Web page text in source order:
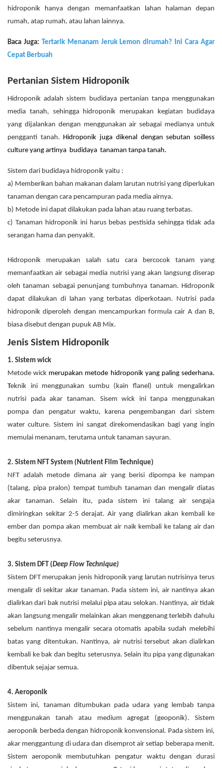
hidroponik hanya dengan memanfaatkan lahan halaman depan
rumah, atap rumah, atau lahan lainnya.
Baca Juga:
Tertarik Menanam Jeruk Lemon dirumah? Ini Cara Agar
Cepat Berbuah
Pertanian Sistem Hidroponik
Hidroponik adalah sistem budidaya pertanian tanpa menggunakan
media tanah, sehingga hidroponik merupakan kegiatan budidaya
yang dijalankan dengan menggunakan air sebagai medianya untuk
pengganti tanah. Hidroponik juga dikenal dengan sebutan soilless
culture yang artinya budidaya tanaman tanpa tanah.
Sistem dari budidaya hidroponik yaitu :
a) Memberikan bahan makanan dalam larutan nutrisi yang diperlukan
tanaman dengan cara pencampuran pada media airnya.
b) Metode ini dapat dilakukan pada lahan atau ruang terbatas.
c) Tanaman hidroponik ini harus bebas pestisida sehingga tidak ada
serangan hama dan penyakit.
Hidroponik merupakan salah satu cara bercocok tanam yang
memanfaatkan air sebagai media nutrisi yang akan langsung diserap
oleh tanaman sebagai penunjang tumbuhnya tanaman. Hidroponik
dapat dilakukan di lahan yang terbatas diperkotaan. Nutrisi pada
hidroponik diperoleh dengan mencampurkan formula cair A dan B,
biasa disebut dengan pupuk AB Mix.
Jenis Sistem Hidroponik
1. Sistem wick
Metode wick merupakan metode hidroponik yang paling sederhana.
Teknik ini menggunakan sumbu (kain flanel) untuk mengalirkan
nutrisi pada akar tanaman. Sisem wick ini tanpa menggunakan
pompa dan pengatur waktu, karena pengembangan dari sistem
water culture. Sistem ini sangat direkomendasikan bagi yang ingin
memulai menanam, terutama untuk tanaman sayuran.
2. Sistem NFT System (Nutrient Film Technique)
NFT adalah metode dimana air yang berisi dipompa ke nampan
(talang, pipa pralon) tempat tumbuh tanaman dan mengalir diatas
akar tanaman. Selain itu, pada sistem ini talang air sengaja
dimiringkan sekitar 2-5 derajat. Air yang dialirkan akan kembali ke
ember dan pompa akan membuat air naik kembali ke talang air dan
begitu seterusnya.
3. Sistem DFT (Deep Flow Technique)
Sistem DFT merupakan jenis hidroponik yang larutan nutrisinya terus
mengalir di sekitar akar tanaman. Pada sistem ini, air nantinya akan
dialirkan dari bak nutrisi melalui pipa atau selokan. Nantinya, air tidak
akan langsung mengalir melainkan akan menggenang terlebih dahulu
sebelum nantinya mengalir secara otomatis apabila sudah melebihi
batas yang ditentukan. Nantinya, air nutrisi tersebut akan dialirkan
kembali ke bak dan begitu seterusnya. Selain itu pipa yang digunakan
dibentuk sejajar semua.
4. Aeroponik
Sistem ini, tanaman ditumbukan pada udara yang lembab tanpa
menggunakan tanah atau medium agregat (geoponik). Sistem
aeroponik berbeda dengan hidroponik konvensional. Pada sistem ini,
akar menggantung di udara dan disemprot air setiap beberapa menit.
Sistem aeroponik membutuhkan pengatur waktu dengan durasi